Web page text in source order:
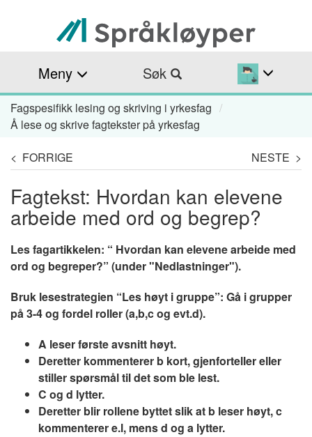
hovedinnhold
Meny Søk
Navigasjonssti
Fagspesifikk lesing og skriving i yrkesfag
Å lese og skrive fagtekster på yrkesfag
< FORRIGE NESTE >
Fagtekst: Hvordan kan elevene
arbeide med ord og begrep?
Les fagartikkelen: “ Hvordan kan elevene arbeide med
ord og begreper?” (under "Nedlastninger").
Bruk lesestrategien “Les høyt i gruppe”: Gå i grupper
på 3-4 og fordel roller (a,b,c og evt.d).
A leser første avsnitt høyt.
Deretter kommenterer b kort, gjenforteller eller
stiller spørsmål til det som ble lest.
C og d lytter.
Deretter blir rollene byttet slik at b leser høyt, c
kommenterer e.l, mens d og a lytter.